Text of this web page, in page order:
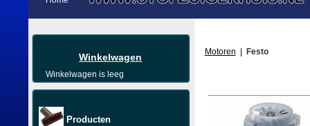
Winkelwagen
Winkelwagen is leeg
Producten
Motoren Festo